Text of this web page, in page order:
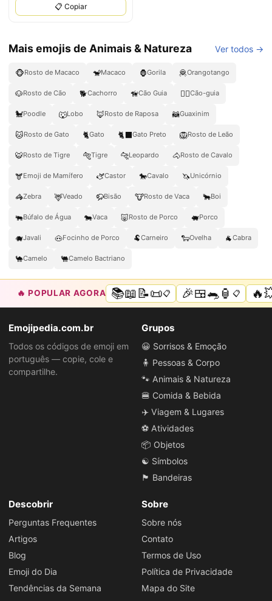
📋 Copiar
Mais emojis de Animais & Natureza Ver todos →
🐵Rosto de Macaco 🐒Macaco 🦍Gorila 🦧Orangotango
🐶Rosto de Cão 🐕Cachorro 🦮Cão Guia 🐕‍🦺Cão-guia
🐩Poodle 🐺Lobo 🦊Rosto de Raposa 🦝Guaxinim
🐱Rosto de Gato 🐈Gato 🐈‍⬛Gato Preto 🦁Rosto de Leão
🐯Rosto de Tigre 🐅Tigre 🐆Leopardo 🐴Rosto de Cavalo
🫎Emoji de Mamífero 🫏Castor 🐎Cavalo 🦄Unicórnio
🦓Zebra 🦌Veado 🦬Bisão 🐮Rosto de Vaca 🐂Boi
🐃Búfalo de Água 🐄Vaca 🐷Rosto de Porco 🐖Porco
🐗Javali 🐽Focinho de Porco 🐏Carneiro 🐑Ovelha 🐐Cabra
🐪Camelo 🐫Camelo Bactriano
🔥 POPULAR AGORA 📚📖📝📜📋 🎉🍱🐀🏮📋
Emojipedia.com.br
Todos os códigos de emoji em
português — copie, cole e
compartilhe.
Grupos
😀 Sorrisos & Emoção
🧍 Pessoas & Corpo
🐾 Animais & Natureza
🍔 Comida & Bebida
✈️ Viagem & Lugares
⚽ Atividades
📦 Objetos
☯️ Símbolos
🏴 Bandeiras
Descobrir
Perguntas Frequentes
Artigos
Blog
Emoji do Dia
Tendências da Semana
Sobre
Sobre nós
Contato
Termos de Uso
Política de Privacidade
Mapa do Site